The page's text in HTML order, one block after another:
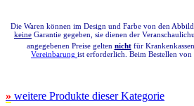
Die Waren können im Design und Farbe von den
keine Garantie gegeben, sie dienen der
angegebenen Preise gelten nichtfür
Vereinbarung ist erforderlich. Beim Bestellen von
» weitere Produkte dieser Kategorie